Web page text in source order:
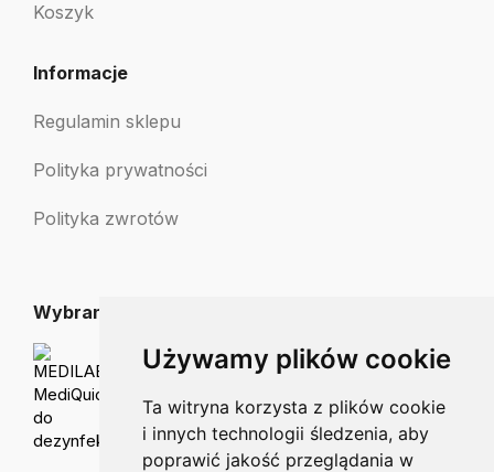
Używamy plików cookie
Ta witryna korzysta z plików cookie
i innych technologii śledzenia, aby
poprawić jakość przeglądania w
Koszyk
Informacje
Regulamin sklepu
Polityka prywatności
Polityka zwrotów
Wybrane dla Ciebie
MEDILAB MediQuick do dezynfekcji powierzchni 5 L
zł